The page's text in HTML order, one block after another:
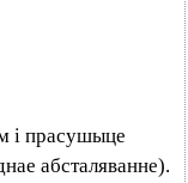
і прасушыце
абсталяванне).